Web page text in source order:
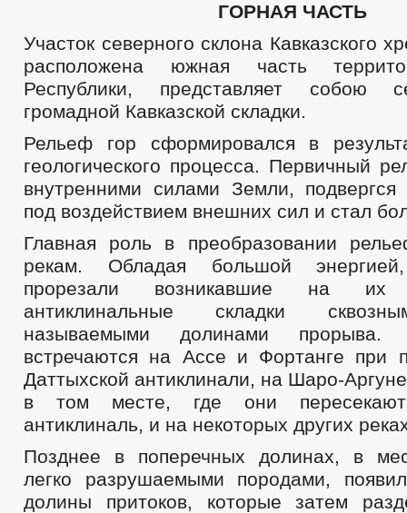
ГОРНАЯ ЧАСТЬ
Участок северного склона Кавказского
расположена южная часть
Республики, представляет собою
громадной Кавказской складки.
Рельеф гор сформировался в
геологического процесса. Первичный
внутренними силами Земли, подвергся
под воздействием внешних сил и стал
Главная роль в преобразовании
рекам. Обладая большой
прорезали возникавшие на их
антиклинальные складки
называемыми долинами прорыва.
встречаются на Ассе и Фортанге при
Даттыхской антиклинали, на Шаро-
в том месте, где они пересекают
антиклиналь, и на некоторых других
Позднее в поперечных долинах, в
легко разрушаемыми породами,
долины притоков, которые затем